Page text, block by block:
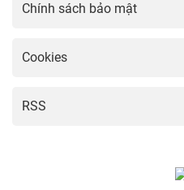
Chính sách bảo mật
Cookies
RSS